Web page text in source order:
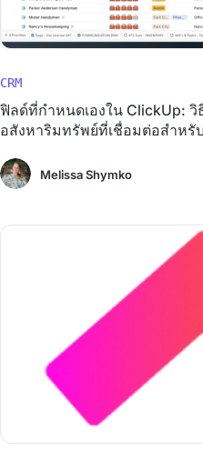
CRM
ฟิลด์ที่กำหนดเองใน ClickUp:
อสังหาริมทรัพย์ที่เชื่อมต่อสำหรั
Melissa Shymko